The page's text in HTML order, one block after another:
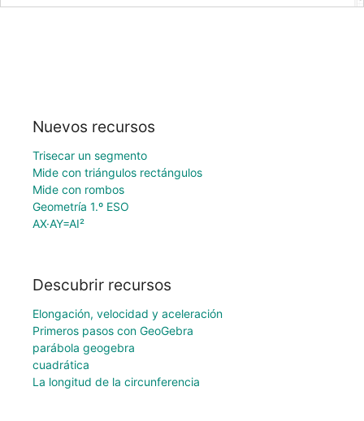
Nuevos recursos
Trisecar un segmento
Mide con triángulos rectángulos
Mide con rombos
Geometría 1.º ESO
AX·AY=AI²
Descubrir recursos
Elongación, velocidad y aceleración
Primeros pasos con GeoGebra
parábola geogebra
cuadrática
La longitud de la circunferencia